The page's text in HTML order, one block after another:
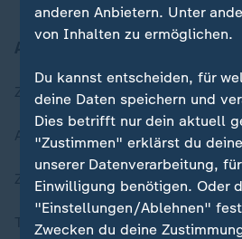
Zuletzt veröffentlicht
Aktuelle Sendungs-Videos
ZDFheute Stories
Themen im Überblick
anderen Anbietern. Unter
von Inhalten zu ermöglichen.
Du kannst entscheiden, für
deine Daten speichern und
Dies betrifft nur dein aktuell
"Zustimmen" erklärst du
unserer Datenverarbeitung,
Einwilligung benötigen. Oder
"Einstellungen/Ablehnen"
Zwecken du deine